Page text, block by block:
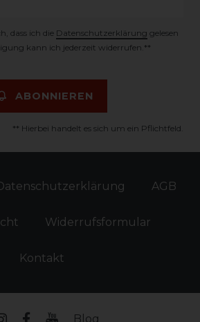
dass ich die Daten­schutz­erklärung gelesen
kann ich jederzeit widerrufen.**
ABONNIEREN
** Hierbei handelt es sich um ein Pflichtfeld.
AGB
Widerrufs­formular
Kontakt
Blog